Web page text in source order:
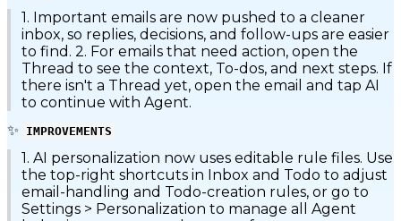
1. Important emails are now pushed to a cleaner
inbox, so replies, decisions, and follow-ups are easier
to find. 2. For emails that need action, open the
Thread to see the context, To-dos, and next steps. If
there isn't a Thread yet, open the email and tap AI
to continue with Agent.
✨
IMPROVEMENTS
1. AI personalization now uses editable rule files. Use
the top-right shortcuts in Inbox and Todo to adjust
email-handling and Todo-creation rules, or go to
Settings > Personalization to manage all Agent